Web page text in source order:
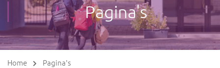
Pagina's
Home Pagina's